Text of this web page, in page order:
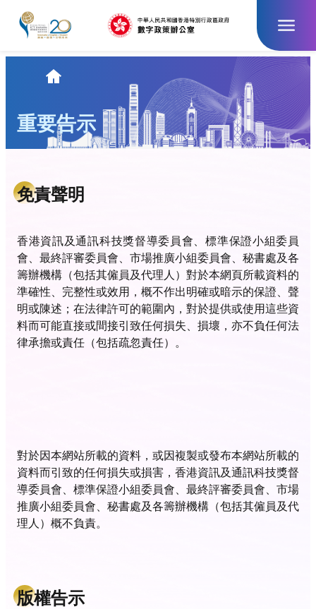
要
主
頁
重要告示
免責聲明
香港資訊及通訊科技獎督導委員會、標準保證小組委員
會、最終評審委員會、市場推廣小組委員會、秘書處及各
籌辦機構（包括其僱員及代理人）對於本網頁所載資料的
準確性、完整性或效用，概不作出明確或暗示的保證、聲
明或陳述；在法律許可的範圍內，對於提供或使用這些資
料而可能直接或間接引致任何損失、損壞，亦不負任何法
律承擔或責任（包括疏忽責任）。
對於因本網站所載的資料，或因複製或發布本網站所載的
資料而引致的任何損失或損害，香港資訊及通訊科技獎督
導委員會、標準保證小組委員會、最終評審委員會、市場
推廣小組委員會、秘書處及各籌辦機構（包括其僱員及代
理人）概不負責。
版權告示